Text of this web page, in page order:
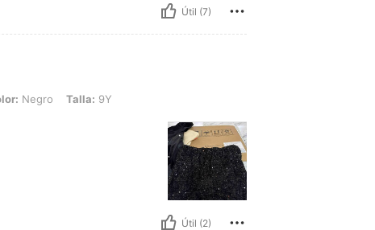
Útil (7)
9Y
Negro Talla: 9Y
Útil (2)